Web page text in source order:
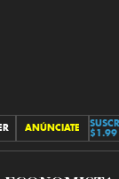
ANÚNCIATE
$1.99